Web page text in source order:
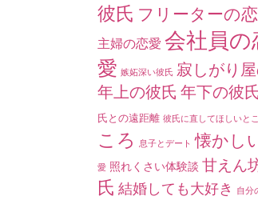
彼氏 フリーターの
主婦の恋愛 会社員の
愛 嫉妬深い彼氏 寂しがり
年上の彼氏 年下の彼氏
氏との遠距離 彼氏に直してほしいと
ころ
息子とデート 懐かし
愛 照れくさい体験談 甘えん
氏 結婚しても大好き 自分